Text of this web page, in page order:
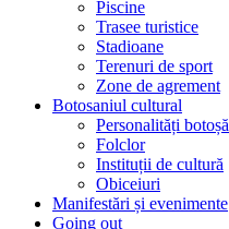
Piscine
Trasee turistice
Stadioane
Terenuri de sport
Zone de agrement
Botosaniul cultural
Personalități
Folclor
Instituții de cultură
Obiceiuri
Manifestări și evenimente
Going out